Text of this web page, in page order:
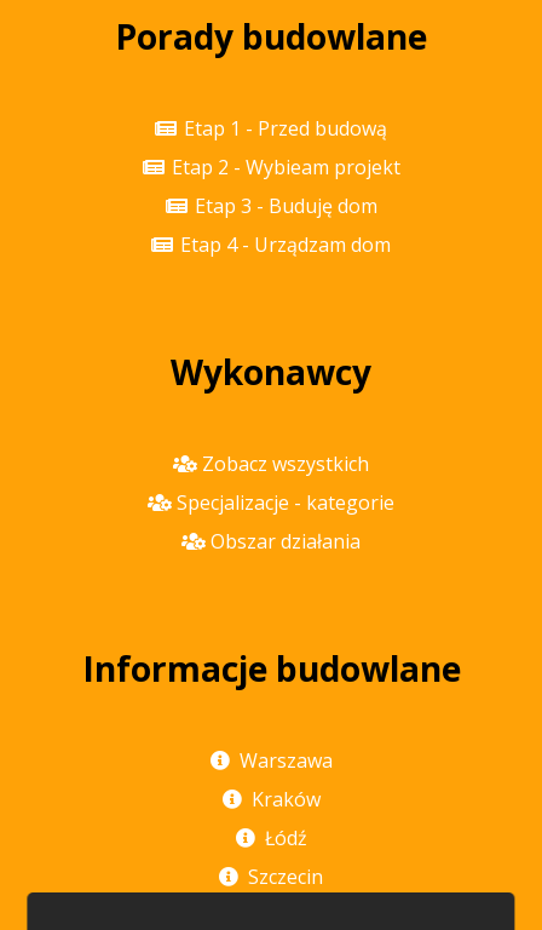
Porady budowlane
Etap 1 - Przed budową
Etap 2 - Wybieam projekt
Etap 3 - Buduję dom
Etap 4 - Urządzam dom
Wykonawcy
Zobacz wszystkich
Specjalizacje - kategorie
Obszar działania
Informacje budowlane
Warszawa
Kraków
Łódź
Szczecin